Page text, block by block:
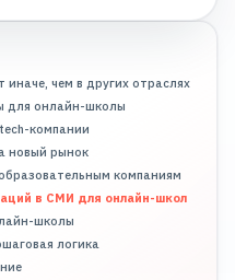
иначе, чем в других отраслях
для онлайн-школы
компании
новый рынок
компаниям
в СМИ для онлайн-школ
школы
логика